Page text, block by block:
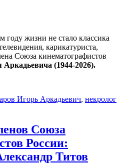
году жизни не стало классика
карикатуриста,
Союза кинематографистов
(1944-2026).
Игорь Аркадьевич, некролог
Союза
России:
Титов